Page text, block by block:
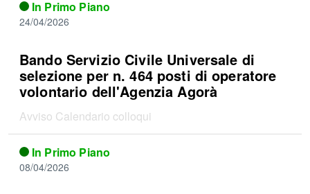
In Primo Piano
24/04/2026
Bando Servizio Civile Universale di
selezione per n. 464 posti di operatore
volontario dell'Agenzia Agorà
Avviso Calendario colloqui
In Primo Piano
08/04/2026